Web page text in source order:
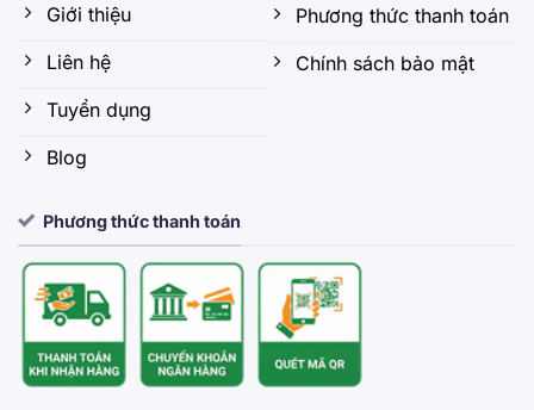
Giới thiệu
Liên hệ
Tuyển dụng
Blog
Phương thức thanh toán
Chính sách bảo mật
Phương thức thanh toán